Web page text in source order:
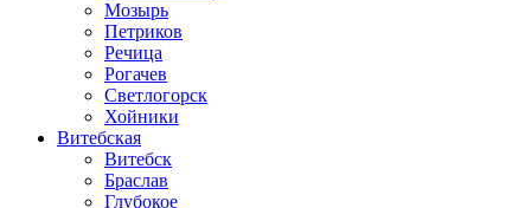
Мозырь
Петриков
Речица
Рогачев
Светлогорск
Хойники
Витебская
Витебск
Браслав
Глубокое